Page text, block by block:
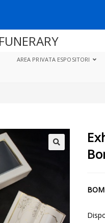
AREA PRIVATA ESPOSITORI